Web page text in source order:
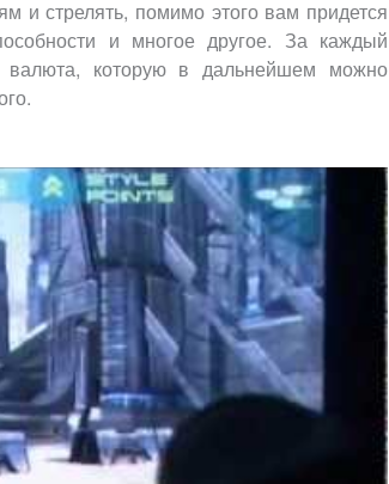
и стрелять, помимо этого вам придется
и многое другое. За каждый
валюта, которую в дальнейшем можно